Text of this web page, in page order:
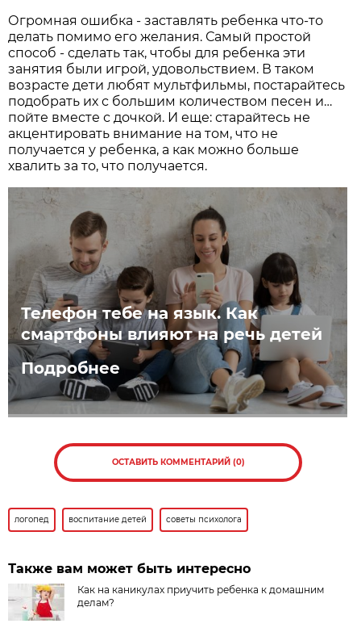
Огромная ошибка - заставлять ребенка что-то
делать помимо его желания. Самый простой
способ - сделать так, чтобы для ребенка эти
занятия были игрой, удовольствием. В таком
возрасте дети любят мультфильмы, постарайтесь
подобрать их с большим количеством песен и…
пойте вместе с дочкой. И еще: старайтесь не
акцентировать внимание на том, что не
получается у ребенка, а как можно больше
хвалить за то, что получается.
Телефон тебе на язык. Как
смартфоны влияют на речь детей
Подробнее
ОСТАВИТЬ КОММЕНТАРИЙ (0)
логопед воспитание детей советы психолога
Также вам может быть интересно
Как на каникулах приучить ребенка к домашним
делам?